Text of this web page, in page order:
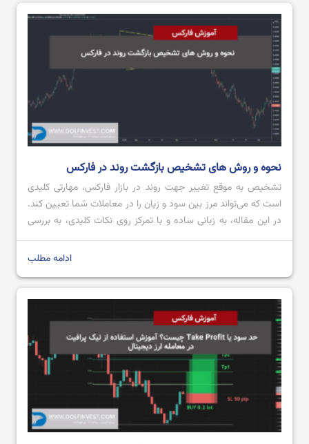
باینری آپشن چیست؟ آموزش باینری آپشن آلپاری
نحوه و روش های تشخیص بازگشت روند در فارکس
تشخیص به ‌موقع تغییر جهت روند در بازار فارکس، مهارتی کلیدی
است که می‌تواند مرز بین سود و زیان را در معاملات شما تعیین کند.
در این مقاله، به زبانی ساده و با تمرکز روی نکات کلیدی، به بررسی
دقیق این موضوع خواهیم پرداخت. هدف ما ارائه دیدگاهی جامع اما
ادامه مطلب